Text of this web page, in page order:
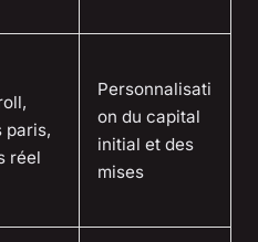
paris,
réel
Personnalisati
on du capital
initial et des
mises